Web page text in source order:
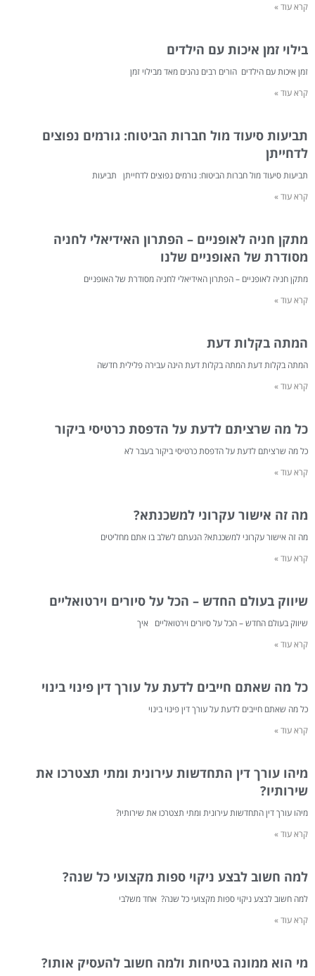
קרא עוד »
בילוי זמן איכות עם הילדים
זמן איכות עם הילדים הורים רבים נהנים מאד מבילוי זמן
קרא עוד »
תביעות סיעוד מול חברות הביטוח: גורמים נפוצים
לדחייתן
תביעות סיעוד מול חברות הביטוח: גורמים נפוצים לדחייתן תביעות
קרא עוד »
מתקן חניה לאופניים – הפתרון האידיאלי לחניה
מסודרת של האופניים שלנו
מתקן חניה לאופניים – הפתרון האידיאלי לחניה מסודרת של האופניים
קרא עוד »
המתה בקלות דעת
המתה בקלות דעת המתה בקלות דעת הינה עבירה פלילית חדשה
קרא עוד »
כל מה שרציתם לדעת על הדפסת כרטיסי ביקור
כל מה שרציתם לדעת על הדפסת כרטיסי ביקור בעבר לא
קרא עוד »
מה זה אישור עקרוני למשכנתא?
מה זה אישור עקרוני למשכנתא? הגעתם לשלב בו אתם מחליטים
קרא עוד »
שיווק בעולם החדש – הכל על סיורים וירטואליים
שיווק בעולם החדש – הכל על סיורים וירטואליים איך
קרא עוד »
כל מה שאתם חייבים לדעת על עורך דין פינוי בינוי
כל מה שאתם חייבים לדעת על עורך דין פינוי בינוי
קרא עוד »
מיהו עורך דין התחדשות עירונית ומתי תצטרכו את
שירותיו?
מיהו עורך דין התחדשות עירונית ומתי תצטרכו את שירותיו?
קרא עוד »
למה חשוב לבצע ניקוי ספות מקצועי כל שנה?
למה חשוב לבצע ניקוי ספות מקצועי כל שנה? אחד משלבי
קרא עוד »
מי הוא ממונה בטיחות ולמה חשוב להעסיק אותו?